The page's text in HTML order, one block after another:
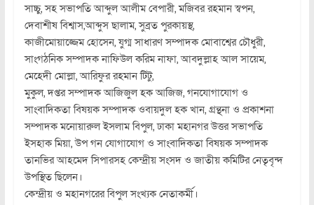
সাচ্চু, সহ সভাপতি অাব্দুল অালীম বেপারী, মজিবর রহমান স্বপন,
দেবাশীষ বিশ্বাস,অাব্দুস ছালাম, সুব্রত পুরকায়স্থ,
কাজীমোয়াজ্জেম হোসেন, যুগ্ম সাধারণ সম্পাদক মোবাশ্বের চৌধুরী,
সাংগঠনিক সম্পাদক নাফিউল করিম নাফা, অাবদুল্লাহ অাল সায়েম,
মেহেদী মোল্লা, অারিফুর রহমান টিটু,
মুকুল, দপ্তর সম্পাদক আজিজুল হক আজিজ, গনযোগাযোগ ও
সাংবাদিকতা বিষয়ক সম্পাদক ওবায়দুল হক খান, গ্রন্থনা ও প্রকাশনা
সম্পাদক মনোয়ারুল ইসলাম বিপুল, ঢাকা মহানগর উত্তর সভাপতি
ইসহাক মিয়া, উপ গন যোগাযোগ ও সাংবাদিকতা বিষয়ক সম্পাদক
তানভির অাহমেদ সিপারসহ কেন্দ্রীয় সংসদ ও জাতীয় কমিটির নেতৃবৃন্দ
উপস্থিত ছিলেন।
কেন্দ্রীয় ও মহানগরের বিপুল সংখ্যক নেতাকর্মী।